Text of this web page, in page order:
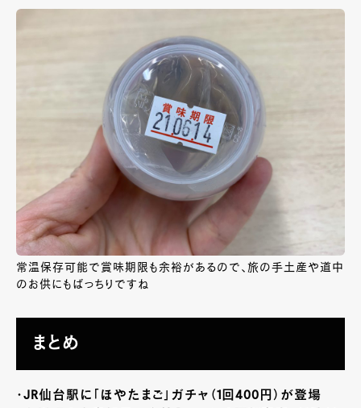
常温保存可能で賞味期限も余裕があるので、旅の手土産や道中
のお供にもばっちりですね
まとめ
・JR仙台駅に「ほやたまご」ガチャ（1回400円）が登場